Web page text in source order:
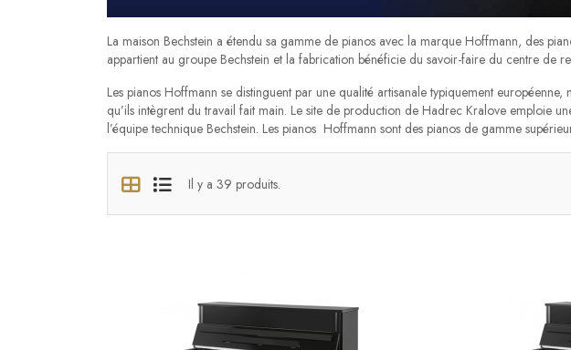
La maison Bechstein a étendu sa gamme de pianos avec la marque Hoffmann, des
appartient au groupe Bechstein et la fabrication bénéficie du savoir-faire du centre de
Les pianos Hoffmann se distinguent par une qualité artisanale typiquement
qu’ils intègrent du travail fait main. Le site de production de Hadrec Kralove emploie
l’équipe technique Bechstein. Les pianos Hoffmann sont des pianos de gamme
Il y a 39 produits.